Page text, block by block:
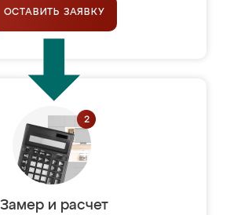
ОСТАВИТЬ ЗАЯВКУ
Замер и расчет